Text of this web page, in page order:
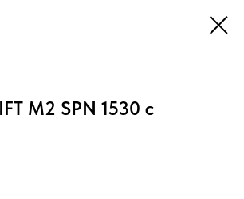
M2 SPN 1530 с